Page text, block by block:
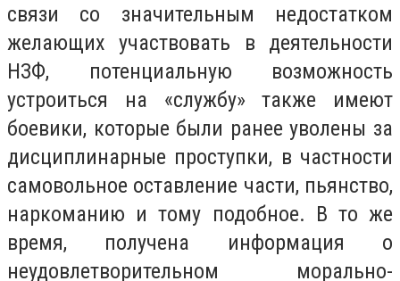
связи со значительным недостатком
желающих участвовать в деятельности
НЗФ, потенциальную возможность
устроиться на «службу» также имеют
боевики, которые были ранее уволены за
дисциплинарные проступки, в частности
самовольное оставление части, пьянство,
наркоманию и тому подобное. В то же
время, получена информация о
неудовлетворительном морально-